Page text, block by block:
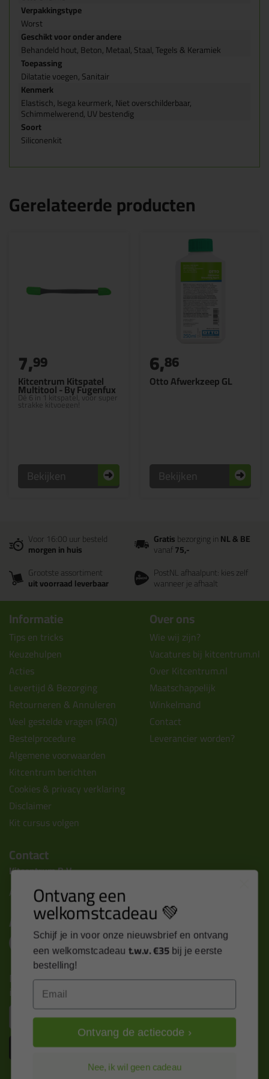
Verpakkingstype
Worst
Geschikt voor onder andere
Behandeld hout, Beton, Metaal, Staal, Tegels & Keramiek
Toepassing
Dilatatie voegen, Sanitair
Kenmerk
Elastisch, Isega keurmerk, Niet overschilderbaar,
Schimmelwerend, UV bestendig
Soort
Siliconenkit
Gerelateerde producten
Kitcentrum Kitspatel
Multitool - By Fugenfux
Dé 6 in 1 kitspatel, voor super
strakke kitvoegen!
7,99
Bekijken
Otto Afwerkzeep GL
6,86
Bekijken
Voor 16:00 uur besteld
morgen in huis
Gratisbezorging inNL & BE
vanaf75,-
Grootste assortiment
uit voorraad leverbaar
PostNL afhaalpunt: kies zelf
wanneer je afhaalt
Informatie
Tips en tricks
Keuzehulpen
Acties
Levertijd & Bezorging
Retourneren & Annuleren
Veel gestelde vragen (FAQ)
Bestelprocedure
Algemene voorwaarden
Kitcentrum berichten
Cookies & privacy verklaring
Disclaimer
Kit cursus volgen
Over ons
Wie wij zijn?
Vacatures bij kitcentrum.nl
Over Kitcentrum.nl
Maatschappelijk
Winkelmand
Contact
Leverancier worden?
Contact
Kitcentrum B.V.
Alle contactgegevens >
Altijd op de hoogte blijven?
Nieuws, tips en exclusieve deals rechtstreeks in je
inbox
Inschrijven
Ontvang een
welkomstcadeau 💚
Schijf je in voor onze nieuwsbrief en ontvang
een welkomstcadeau t.w.v. €35 bij je eerste
bestelling!
Ontvang de actiecode ›
Nee, ik wil geen cadeau